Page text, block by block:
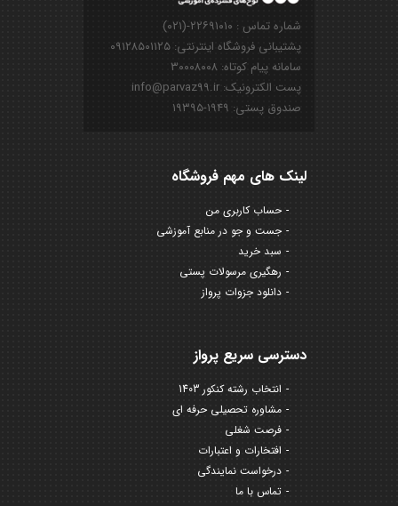
شماره تماس : ۲۲۶۹۱۰۱۰-(۰۲۱)
پشتیبانی فروشگاه اینترنتی: ۰۹۱۲۸۵۰۱۱۲۵
سامانه پیام کوتاه: ۳۰۰۰۸۰۰۸
پست الکترونیک: info@parvaz99.ir
صندوق پستی: ۱۹۴۹-۱۹۳۹۵
لینک های مهم فروشگاه
حساب کاربری من
جست و جو در منابع آموزشی
سبد خرید
رهگیری مرسولات پستی
دانلود جزوات پرواز
دسترسی سریع پرواز
انتخاب رشته کنکور 1403
مشاوره تحصیلی حرفه ای
فرصت شغلی
افتخارات و اعتبارات
درخواست نمایندگی
تماس با ما